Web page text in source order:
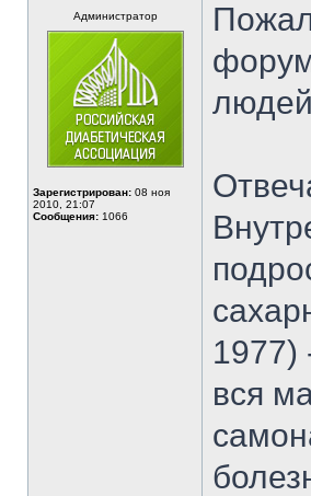
Администратор
Зарегистрирован: 08 ноя
2010, 21:07
Сообщения: 1066
людей
1977)
вся